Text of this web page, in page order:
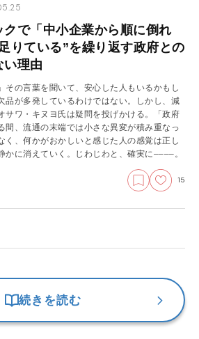
で「中小企業から順に倒れ
りている”を繰り返す政府との
い理由
その言葉を聞いて、安心した人もいるかもし
品が多発しているわけではない。しかし、減
サワ・キヌヨ氏は疑問を投げかける。「政府
間、流通の末端では小さな異変が積み重なっ
く、何かがおかしいと感じた人の感覚は正し
かに消えていく。じわじわと、確実に––––。
15
続きを読む